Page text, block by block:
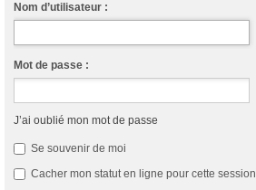
Nom d’utilisateur :
Mot de passe :
J’ai oublié mon mot de passe
Se souvenir de moi
Cacher mon statut en ligne pour cette session